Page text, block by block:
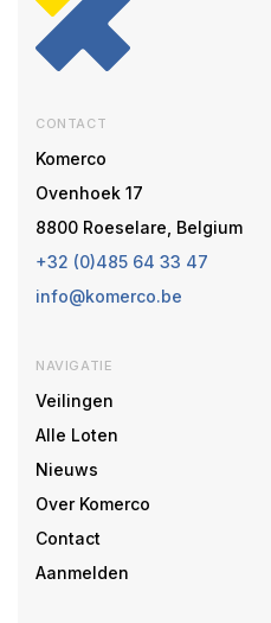
CONTACT
Komerco
Ovenhoek 17
8800 Roeselare, Belgium
+32 (0)485 64 33 47
info@komerco.be
NAVIGATIE
Veilingen
Alle Loten
Nieuws
Over Komerco
Contact
Aanmelden